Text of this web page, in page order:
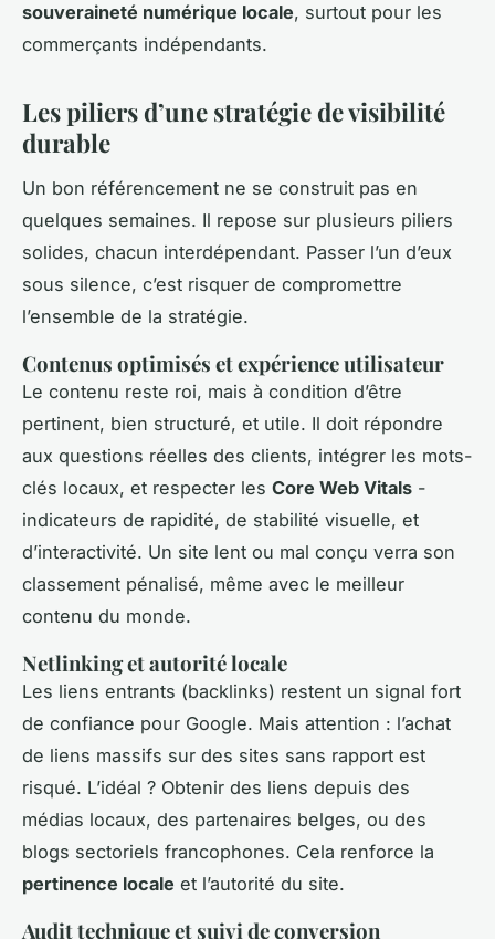
souveraineté numérique locale, surtout pour les
commerçants indépendants.
Les piliers d’une stratégie de visibilité
durable
Un bon référencement ne se construit pas en
quelques semaines. Il repose sur plusieurs piliers
solides, chacun interdépendant. Passer l’un d’eux
sous silence, c’est risquer de compromettre
l’ensemble de la stratégie.
Contenus optimisés et expérience utilisateur
Le contenu reste roi, mais à condition d’être
pertinent, bien structuré, et utile. Il doit répondre
aux questions réelles des clients, intégrer les mots-
clés locaux, et respecter les Core Web Vitals -
indicateurs de rapidité, de stabilité visuelle, et
d’interactivité. Un site lent ou mal conçu verra son
classement pénalisé, même avec le meilleur
contenu du monde.
Netlinking et autorité locale
Les liens entrants (backlinks) restent un signal fort
de confiance pour Google. Mais attention : l’achat
de liens massifs sur des sites sans rapport est
risqué. L’idéal ? Obtenir des liens depuis des
médias locaux, des partenaires belges, ou des
blogs sectoriels francophones. Cela renforce la
pertinence locale et l’autorité du site.
Audit technique et suivi de conversion